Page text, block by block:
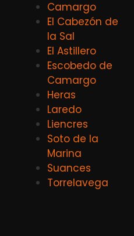
Camargo
El Cabezón de
la Sal
El Astillero
Escobedo de
Camargo
Heras
Laredo
Liencres
Soto de la
Marina
Suances
Torrelavega